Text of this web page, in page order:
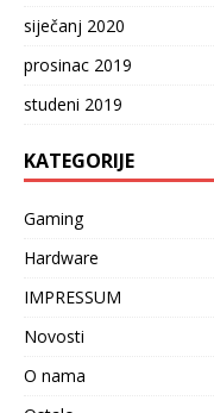
siječanj 2020
prosinac 2019
studeni 2019
KATEGORIJE
Gaming
Hardware
IMPRESSUM
Novosti
O nama